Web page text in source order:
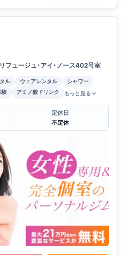
フュージュ･アイ･ノース402号室
ル ウェアレンタル
シャワー
験 アミノ酸ドリンク もっと見る
定休日
不定休